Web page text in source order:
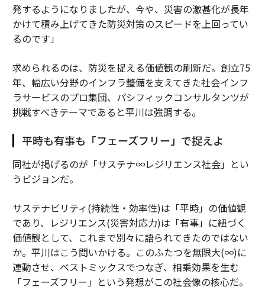
発するようになりましたが、今や、災害の激甚化が長年
かけて積み上げてきた防災対策のスピードを上回ってい
るのです」
求められるのは、防災を捉える価値観の刷新だ。創立75
年、幅広い分野のインフラ整備を支えてきた社会インフ
ラサービスのプロ集団、パシフィックコンサルタンツが
挑戦すべきテーマであると平川は強調する。
平時も有事も「フェーズフリー」で捉えよ
同社が掲げるのが「サステナ∞レジリエンス社会」とい
うビジョンだ。
サステナビリティ(持続性・効率性)は「平時」の価値観
であり、レジリエンス(災害対応力)は「有事」に紐づく
価値観として、これまで別々に語られてきたのではない
か。平川はこう問いかける。このふたつを無限大(∞)に
連動させ、ベストミックスでつなぎ、相乗効果を生む
「フェーズフリー」という発想がこの社会像の核心だ。